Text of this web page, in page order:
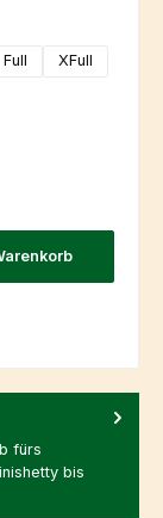
Full
XFull
fürs
bis